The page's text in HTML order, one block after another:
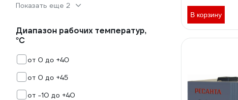
Показать еще 2
Диапазон рабочих температур,
°С
от 0 до +40
от 0 до +45
от -10 до +40
В корзину